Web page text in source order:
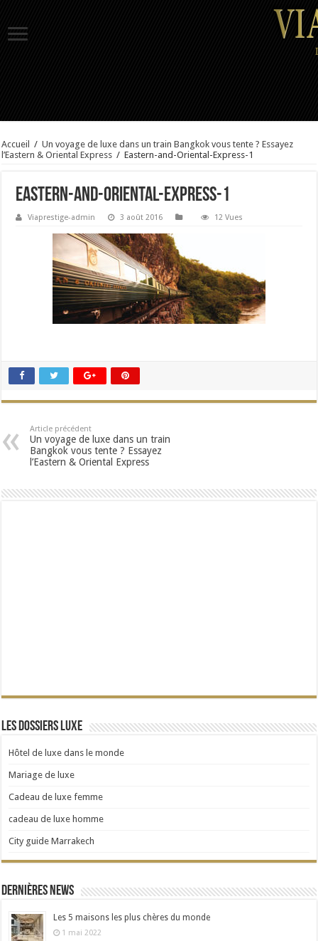
Accueil / Un voyage de luxe dans un train Bangkok vous tente ? Essayez
l’Eastern & Oriental Express / Eastern-and-Oriental-Express-1
Eastern-and-Oriental-Express-1
Viaprestige-admin 3 août 2016 12 Vues
Article précédent
Un voyage de luxe dans un train
Bangkok vous tente ? Essayez
l’Eastern & Oriental Express
Les dossiers Luxe
Hôtel de luxe dans le monde
Mariage de luxe
Cadeau de luxe femme
cadeau de luxe homme
City guide Marrakech
Dernières news
Les 5 maisons les plus chères du monde
1 mai 2022